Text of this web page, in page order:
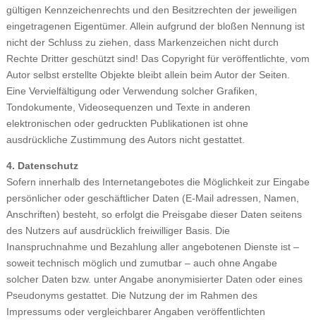
gültigen Kennzeichenrechts und den Besitzrechten der jeweiligen
eingetragenen Eigentümer. Allein aufgrund der bloßen Nennung ist
nicht der Schluss zu ziehen, dass Markenzeichen nicht durch
Rechte Dritter geschützt sind! Das Copyright für veröffentlichte, vom
Autor selbst erstellte Objekte bleibt allein beim Autor der Seiten.
Eine Vervielfältigung oder Verwendung solcher Grafiken,
Tondokumente, Videosequenzen und Texte in anderen
elektronischen oder gedruckten Publikationen ist ohne
ausdrückliche Zustimmung des Autors nicht gestattet.
4. Datenschutz
Sofern innerhalb des Internetangebotes die Möglichkeit zur Eingabe
persönlicher oder geschäftlicher Daten (E-Mail adressen, Namen,
Anschriften) besteht, so erfolgt die Preisgabe dieser Daten seitens
des Nutzers auf ausdrücklich freiwilliger Basis. Die
Inanspruchnahme und Bezahlung aller angebotenen Dienste ist –
soweit technisch möglich und zumutbar – auch ohne Angabe
solcher Daten bzw. unter Angabe anonymisierter Daten oder eines
Pseudonyms gestattet. Die Nutzung der im Rahmen des
Impressums oder vergleichbarer Angaben veröffentlichten